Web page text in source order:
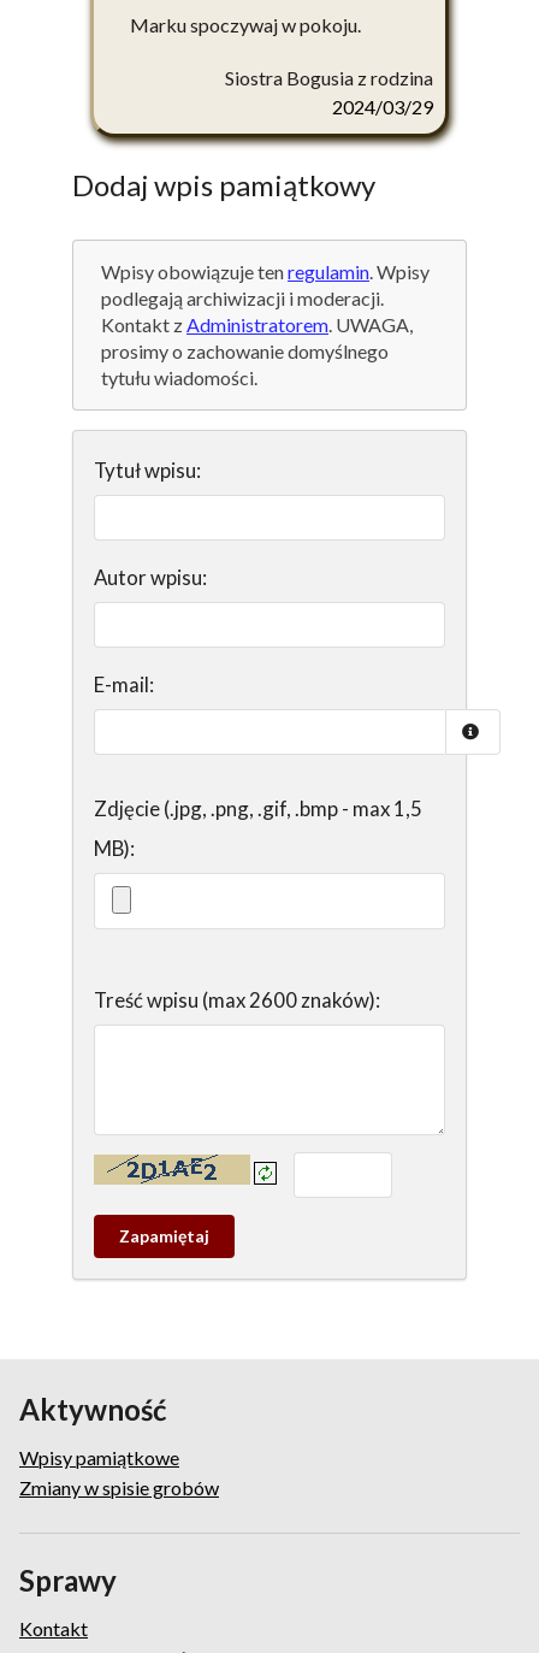
Marku spoczywaj w pokoju.
Siostra Bogusia z rodzina
2024/03/29
Dodaj wpis pamiątkowy
Wpisy obowiązuje tenregulamin . Wpisy
podlegają archiwizacji i moderacji.
Kontakt z Administratorem . UWAGA,
prosimy o zachowanie domyślnego
tytułu wiadomości.
Tytuł wpisu:
Autor wpisu:
E-mail:
Zdjęcie (.jpg, .png, .gif, .bmp - max 1,5
MB):
Treść wpisu (max 2600 znaków):
Kontrola - wprowadź tekst z obrazka:
Zapamietaj
wpis
Aktywność
Wpisy pamiątkowe
Zmiany w spisie grobów
Sprawy
Kontakt